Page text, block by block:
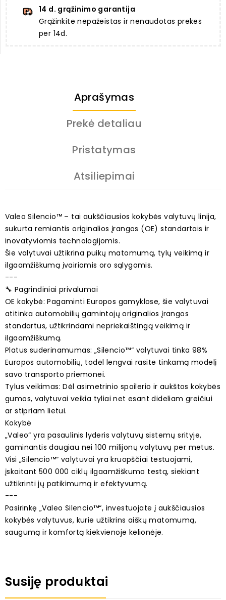
14 d. grąžinimo garantija
Grąžinkite nepažeistas ir nenaudotas prekes
per 14d.
Aprašymas
Prekė detaliau
Pristatymas
Atsiliepimai
Valeo Silencio™ – tai aukščiausios kokybės valytuvų linija,
sukurta remiantis originalios įrangos (OE) standartais ir
inovatyviomis technologijomis.
Šie valytuvai užtikrina puikų matomumą, tylų veikimą ir
ilgaamžiškumą įvairiomis oro sąlygomis.
---
🔧 Pagrindiniai privalumai
OE kokybė: Pagaminti Europos gamyklose, šie valytuvai
atitinka automobilių gamintojų originalios įrangos
standartus, užtikrindami nepriekaištingą veikimą ir
ilgaamžiškumą.
Platus suderinamumas: „Silencio™“ valytuvai tinka 98%
Europos automobilių, todėl lengvai rasite tinkamą modelį
savo transporto priemonei.
Tylus veikimas: Dėl asimetrinio spoilerio ir aukštos kokybės
gumos, valytuvai veikia tyliai net esant dideliam greičiui
ar stipriam lietui.
Kokybė
„Valeo“ yra pasaulinis lyderis valytuvų sistemų srityje,
gaminantis daugiau nei 100 milijonų valytuvų per metus.
Visi „Silencio™“ valytuvai yra kruopščiai testuojami,
įskaitant 500 000 ciklų ilgaamžiškumo testą, siekiant
užtikrinti jų patikimumą ir efektyvumą.
---
Pasirinkę „Valeo Silencio™“, investuojate į aukščiausios
kokybės valytuvus, kurie užtikrins aiškų matomumą,
saugumą ir komfortą kiekvienoje kelionėje.
Susiję produktai